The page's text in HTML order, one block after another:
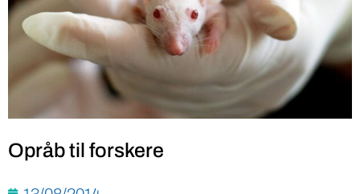
Opråb til forskere